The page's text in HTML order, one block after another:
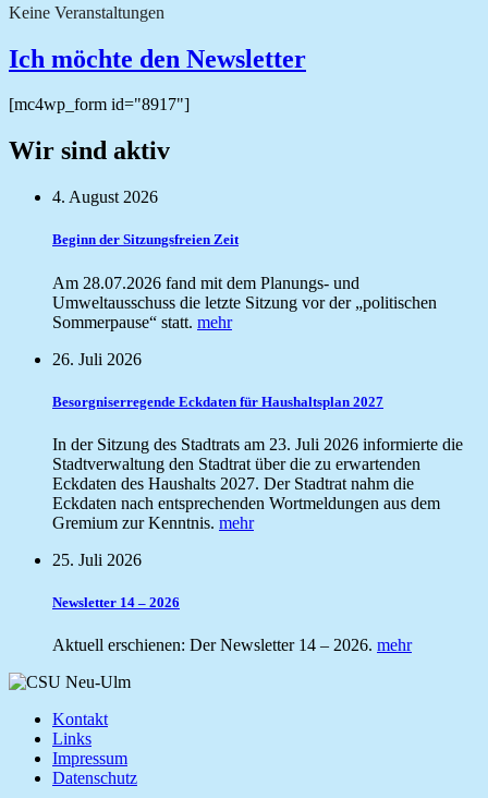
Keine Veranstaltungen
Ich möchte den Newsletter
[mc4wp_form id="8917"]
Wir sind aktiv
4. August 2026
Beginn der Sitzungsfreien Zeit
Am 28.07.2026 fand mit dem Planungs- und
Umweltausschuss die letzte Sitzung vor der „politischen
Sommerpause“ statt. mehr
26. Juli 2026
Besorgniserregende Eckdaten für Haushaltsplan 2027
In der Sitzung des Stadtrats am 23. Juli 2026 informierte die
Stadtverwaltung den Stadtrat über die zu erwartenden
Eckdaten des Haushalts 2027. Der Stadtrat nahm die
Eckdaten nach entsprechenden Wortmeldungen aus dem
Gremium zur Kenntnis. mehr
25. Juli 2026
Newsletter 14 – 2026
Aktuell erschienen: Der Newsletter 14 – 2026. mehr
Kontakt
Links
Impressum
Datenschutz